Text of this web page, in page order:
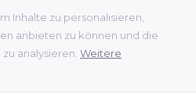
Inhalte zu personalisieren,
anbieten zu können und die
analysieren. Weitere